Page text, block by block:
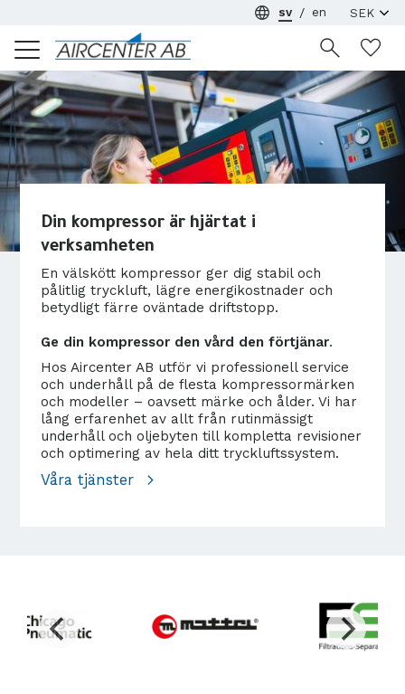
Meny
sv en
Din kompressor är hjärtat i
verksamheten
En välskött kompressor ger dig stabil och
pålitlig tryckluft, lägre energikostnader och
betydligt färre oväntade driftstopp.
Ge din kompressor den vård den förtjänar.
Hos Aircenter AB utför vi professionell service
och underhåll på de flesta kompressormärken
och modeller – oavsett märke och ålder. Vi har
lång erfarenhet av allt från rutinmässigt
underhåll och oljebyten till kompletta revisioner
och optimering av hela ditt tryckluftssystem.
Våra tjänster